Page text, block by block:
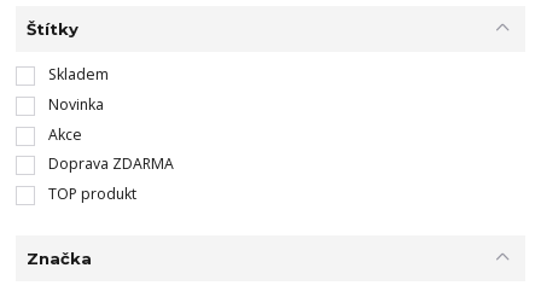
Štítky
Skladem
Novinka
Akce
Doprava ZDARMA
TOP produkt
Značka